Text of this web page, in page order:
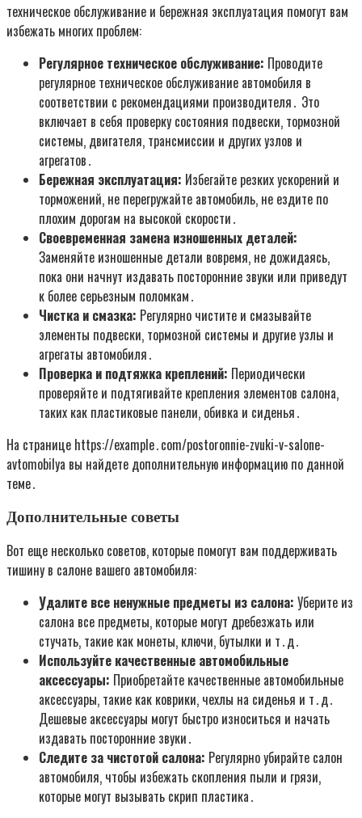
техническое обслуживание и бережная эксплуатация помогут вам
избежать многих проблем:
Регулярное техническое обслуживание: Проводите
регулярное техническое обслуживание автомобиля в
соответствии с рекомендациями производителя․ Это
включает в себя проверку состояния подвески‚ тормозной
системы‚ двигателя‚ трансмиссии и других узлов и
агрегатов․
Бережная эксплуатация: Избегайте резких ускорений и
торможений‚ не перегружайте автомобиль‚ не ездите по
плохим дорогам на высокой скорости․
Своевременная замена изношенных деталей:
Заменяйте изношенные детали вовремя‚ не дожидаясь‚
пока они начнут издавать посторонние звуки или приведут
к более серьезным поломкам․
Чистка и смазка: Регулярно чистите и смазывайте
элементы подвески‚ тормозной системы и другие узлы и
агрегаты автомобиля․
Проверка и подтяжка креплений: Периодически
проверяйте и подтягивайте крепления элементов салона‚
таких как пластиковые панели‚ обивка и сиденья․
На странице https://example․com/postoronnie-zvuki-v-salone-
avtomobilya вы найдете дополнительную информацию по данной
теме․
Дополнительные советы
Вот еще несколько советов‚ которые помогут вам поддерживать
тишину в салоне вашего автомобиля:
Удалите все ненужные предметы из салона: Уберите из
салона все предметы‚ которые могут дребезжать или
стучать‚ такие как монеты‚ ключи‚ бутылки и т․д․
Используйте качественные автомобильные
аксессуары: Приобретайте качественные автомобильные
аксессуары‚ такие как коврики‚ чехлы на сиденья и т․д․
Дешевые аксессуары могут быстро износиться и начать
издавать посторонние звуки․
Следите за чистотой салона: Регулярно убирайте салон
автомобиля‚ чтобы избежать скопления пыли и грязи‚
которые могут вызывать скрип пластика․